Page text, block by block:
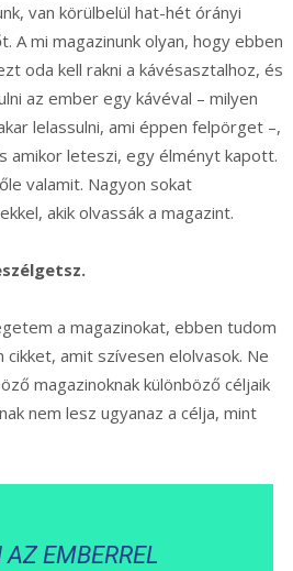
van körülbelül hat-hét órányi
A mi magazinunk olyan, hogy ebben
oda kell rakni a kávésasztalhoz, és
az ember egy kávéval – milyen
lelassulni, ami éppen felpörget –,
amikor leteszi, egy élményt kapott.
valamit. Nagyon sokat
akik olvassák a magazint.
a magazinokat, ebben tudom
amit szívesen elolvasok. Ne
magazinoknak különböző céljaik
nem lesz ugyanaz a célja, mint
EMBERREL